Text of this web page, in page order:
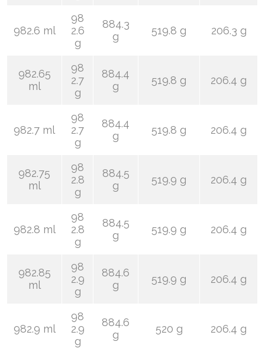
982.6 ml
98
2.6
g
884.3
g
519.8 g 206.3 g
982.65
ml
98
2.7
g
884.4
g
519.8 g 206.4 g
982.7 ml
98
2.7
g
884.4
g
519.8 g 206.4 g
982.75
ml
98
2.8
g
884.5
g
519.9 g 206.4 g
982.8 ml
98
2.8
g
884.5
g
519.9 g 206.4 g
982.85
ml
98
2.9
g
884.6
g
519.9 g 206.4 g
982.9 ml
98
2.9
g
884.6
g
520 g 206.4 g